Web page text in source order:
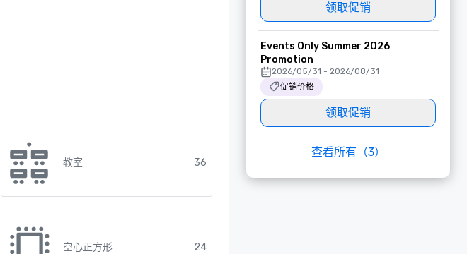
教室 36
空心正方形 24
领取促销
Events Only Summer 2026
Promotion
2026/05/31 - 2026/08/31
促销价格
领取促销
查看所有（3）